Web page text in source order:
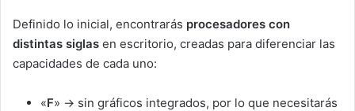
Definido lo inicial, encontrarás procesadores con
distintas siglas en escritorio, creadas para diferenciar las
capacidades de cada uno:
«F» -> sin gráficos integrados, por lo que necesitarás